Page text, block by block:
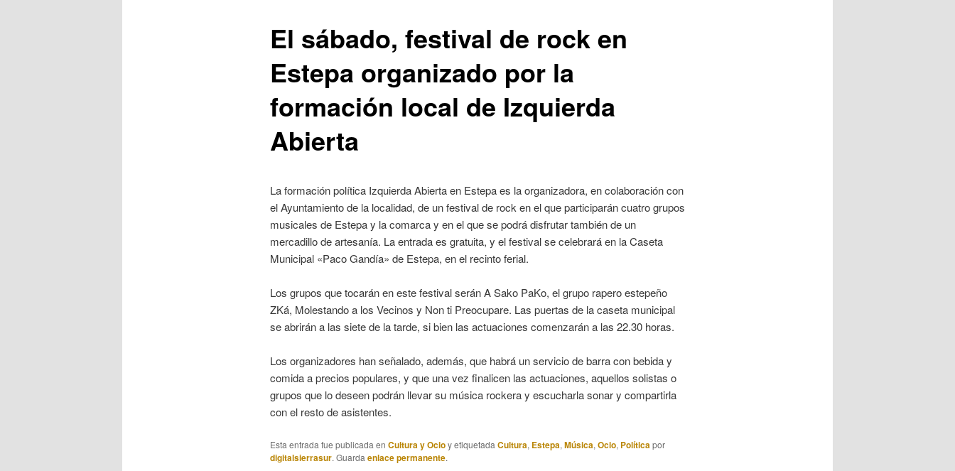
El sábado, festival de rock en
Estepa organizado por la
formación local de Izquierda
Abierta
La formación política Izquierda Abierta en Estepa es la organizadora, en colaboración con
el Ayuntamiento de la localidad, de un festival de rock en el que participarán cuatro grupos
musicales de Estepa y la comarca y en el que se podrá disfrutar también de un
mercadillo de artesanía. La entrada es gratuita, y el festival se celebrará en la Caseta
Municipal «Paco Gandía» de Estepa, en el recinto ferial.
Los grupos que tocarán en este festival serán A Sako PaKo, el grupo rapero estepeño
ZKá, Molestando a los Vecinos y Non ti Preocupare. Las puertas de la caseta municipal
se abrirán a las siete de la tarde, si bien las actuaciones comenzarán a las 22.30 horas.
Los organizadores han señalado, además, que habrá un servicio de barra con bebida y
comida a precios populares, y que una vez finalicen las actuaciones, aquellos solistas o
grupos que lo deseen podrán llevar su música rockera y escucharla sonar y compartirla
con el resto de asistentes.
Esta entrada fue publicada en Cultura y Ocioy etiquetada Cultura, Estepa, Música, Ocio, Políticapor
digitalsierrasur. Guarda enlace permanente.